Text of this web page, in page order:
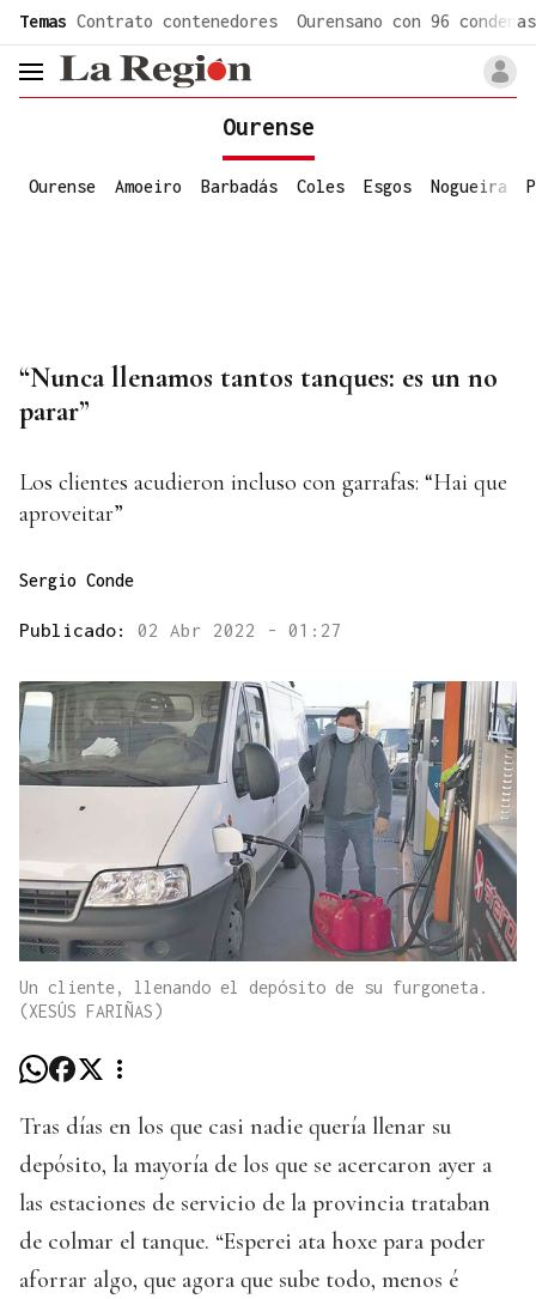
Temas Contrato contenedores Ourensano con 96 condenas
header.menu.open
Ourense
Ourense Amoeiro Barbadás Coles Esgos Nogueira
“Nunca llenamos tantos tanques: es un no
parar”
Los clientes acudieron incluso con garrafas: “Hai que
aproveitar”
Sergio Conde
Publicado: 02 Abr 2022 - 01:27
Un cliente, llenando el depósito de su furgoneta.
(XESÚS FARIÑAS)
Tras días en los que casi nadie quería llenar su
depósito, la mayoría de los que se acercaron ayer a
las estaciones de servicio de la provincia trataban
de colmar el tanque. “Esperei ata hoxe para poder
aforrar algo, que agora que sube todo, menos é